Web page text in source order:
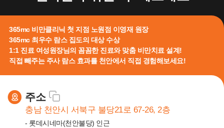
365mc 비만클리닉 첫 지점 노원점 이영재 원장
365mc 최우수 람스 집도의 대상 수상
1:1 진료 여성원장님의 꼼꼼한 진료와 맞춤 비만치료 설계!
직접 빼주는 주사 람스 효과를 천안에서 직접 경험해보세요!
주소
충남 천안시 서북구 불당21로 67-26, 2층
- 롯데시네마(천안불당) 인근